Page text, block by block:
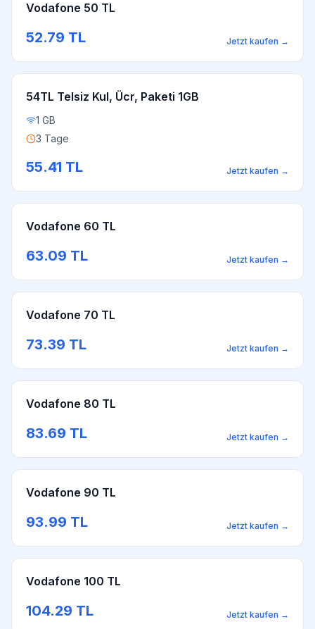
Vodafone 50 TL
52.79 TL Jetzt kaufen →
54TL Telsiz Kul, Ücr, Paketi 1GB
1 GB
3 Tage
55.41 TL Jetzt kaufen →
Vodafone 60 TL
63.09 TL Jetzt kaufen →
Vodafone 70 TL
73.39 TL Jetzt kaufen →
Vodafone 80 TL
83.69 TL Jetzt kaufen →
Vodafone 90 TL
93.99 TL Jetzt kaufen →
Vodafone 100 TL
104.29 TL Jetzt kaufen →